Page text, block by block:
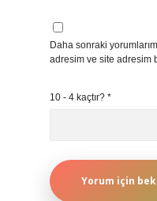
Daha sonraki
adresim ve site adresim
10 - 4 kaçtır? *